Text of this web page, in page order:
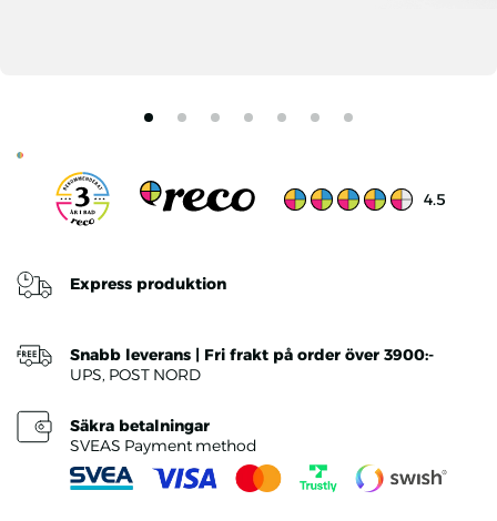
Ratings
4.5
Express produktion
Snabb leverans | Fri frakt på order över 3900:-
UPS, POST NORD
Säkra betalningar
SVEAS Payment method